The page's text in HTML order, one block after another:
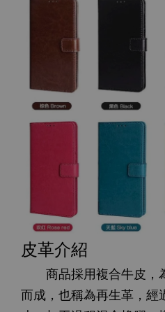
皮革介紹
商品採用複合牛皮，
而成，也稱為再生革，經